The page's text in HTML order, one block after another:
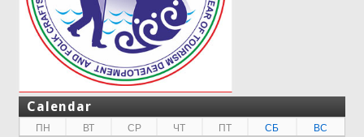
Calendar
ПН ВТ СР ЧТ ПТ СБ
ВС